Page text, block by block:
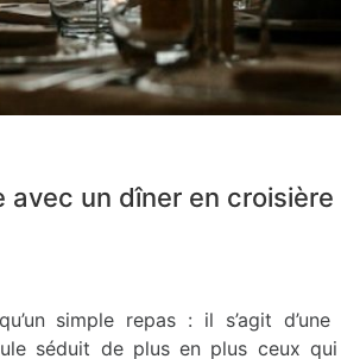
un dîner en croisière
simple repas : il s’agit d’une
séduit de plus en plus ceux qui